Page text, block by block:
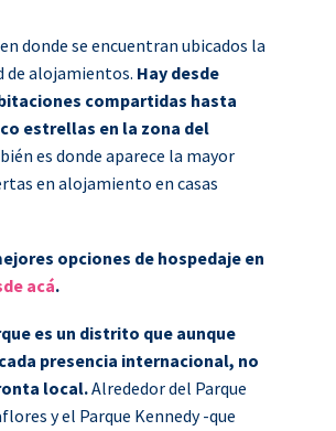
donde se encuentran ubicados la
de alojamientos. Hay desde
compartidas hasta
estrellas en la zona del
es donde aparece la mayor
en alojamiento en casas
opciones de hospedaje en
acá.
es un distrito que aunque
presencia internacional, no
local.Alrededor del Parque
y el Parque Kennedy -que